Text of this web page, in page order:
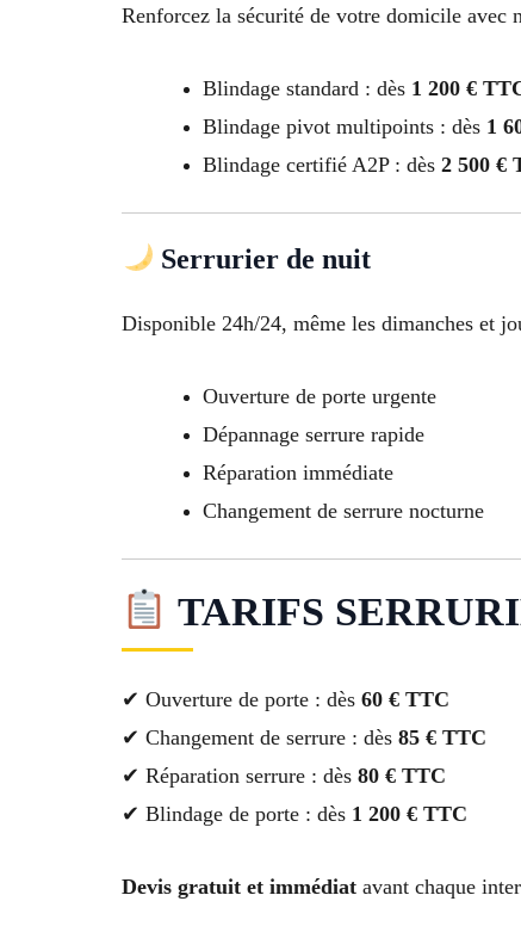
Renforcez la sécurité de votre domicile avec
Blindage standard : dès 1 200 €
Blindage pivot multipoints : dès 1
Blindage certifié A2P : dès 2 500 €
Serrurier de nuit
Disponible 24h/24, même les dimanches et
Ouverture de porte urgente
Dépannage serrure rapide
Réparation immédiate
Changement de serrure nocturne
TARIFS
✔ Ouverture de porte : dès 60 € TTC
✔ Changement de serrure : dès 85 € TTC
✔ Réparation serrure : dès 80 € TTC
✔ Blindage de porte : dès 1 200 € TTC
Devis gratuit et immédiat avant chaque